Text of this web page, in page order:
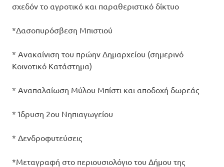
σχεδόν το αγροτικό και παραθεριστικό δίκτυο
*Δασοπυρόσβεση Μπιστιού
* Ανακαίνιση του πρώην Δημαρχείου (σημερινό
Κοινοτικό Κατάστημα)
* Αναπαλαίωση Μύλου Μπίστι και αποδοχή δωρεάς
* Ίδρυση 2ου Νηπιαγωγείου
* Δενδροφυτεύσεις
*Μεταγραφή στο περιουσιολόγιο του Δήμου της